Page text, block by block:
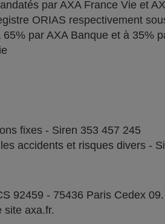
par AXA France Vie et
ORIAS respectivement
par AXA Banque et à 35%
fixes - Siren 353 457 245
accidents et risques divers -
92459 - 75436 Paris Cedex
site axa.fr.